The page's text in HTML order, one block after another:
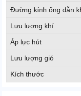
Đường kính ống dẫn
Lưu lượng khí
Áp lực hút
Lưu lượng gió
Kích thước